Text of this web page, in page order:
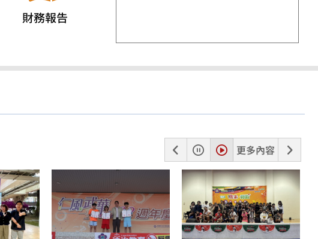
財務報告
一
張
暫
停
播
放
更多內容
下
一
張